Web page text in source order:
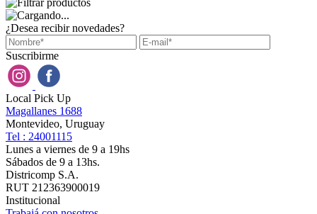
¿Desea recibir novedades?
Suscribirme
Local Pick Up
Magallanes 1688
Montevideo, Uruguay
Tel : 24001115
Lunes a viernes de 9 a 19hs
Sábados de 9 a 13hs.
Districomp S.A.
RUT 212363900019
Institucional